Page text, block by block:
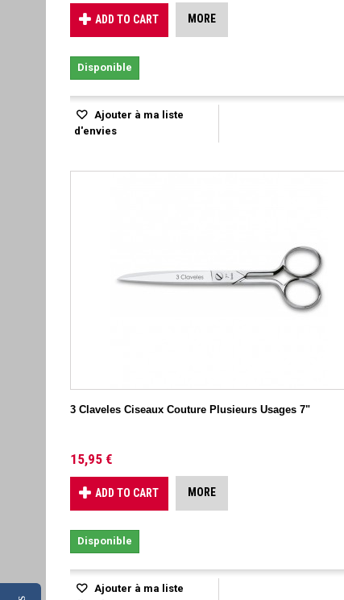
ADD TO CART MORE
Disponible
Ajouter à ma liste
d'envies
3 Claveles Ciseaux Couture Plusieurs Usages 7"
15,95 €
ADD TO CART MORE
Disponible
Ajouter à ma liste